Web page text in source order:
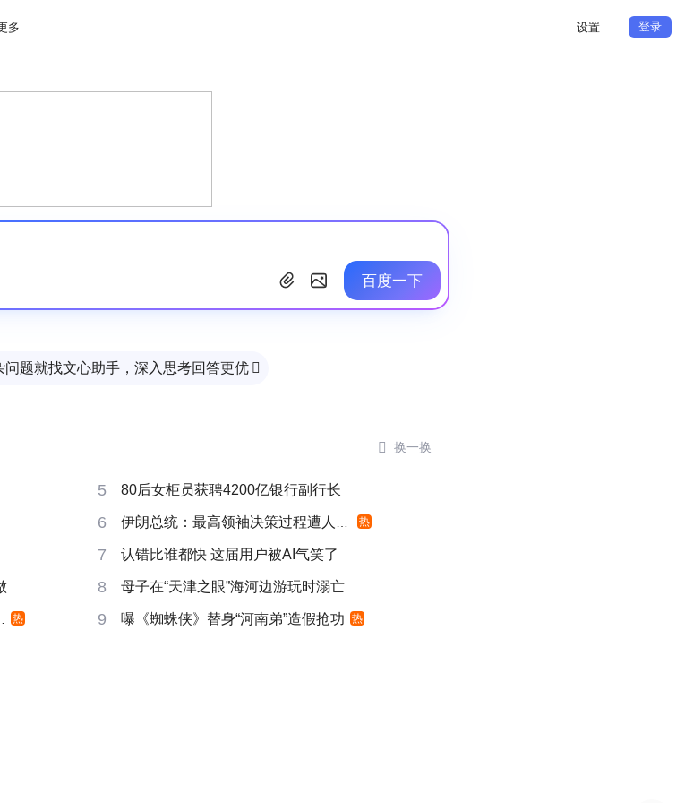
多 设置 登录
百度一下
问题就找文心助手，深入思考回答更优 
 换一换
5 80后女柜员获聘4200亿银行副行长
6 伊朗总统：最高领袖决策过程遭人利用 热
7 认错比谁都快 这届用户被AI气笑了
8 母子在“天津之眼”海河边游玩时溺亡
热 9 曝《蜘蛛侠》替身“河南弟”造假抢功 热